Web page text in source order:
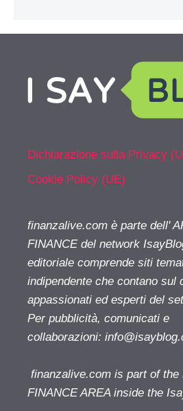
Dichiarazione sulla Privacy
Cookie Policy (UE)
finanzalive.com è parte dell'
FINANCE del network
editoriale comprende siti
indipendente che contano sul
appassionati ed esperti del
Per pubblicità, comunicati e
collaborazioni:
finanzalive.com is part of the
FINANCE AREA inside the